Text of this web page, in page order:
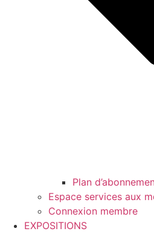
Plan
Espace services aux
Connexion membre
EXPOSITIONS